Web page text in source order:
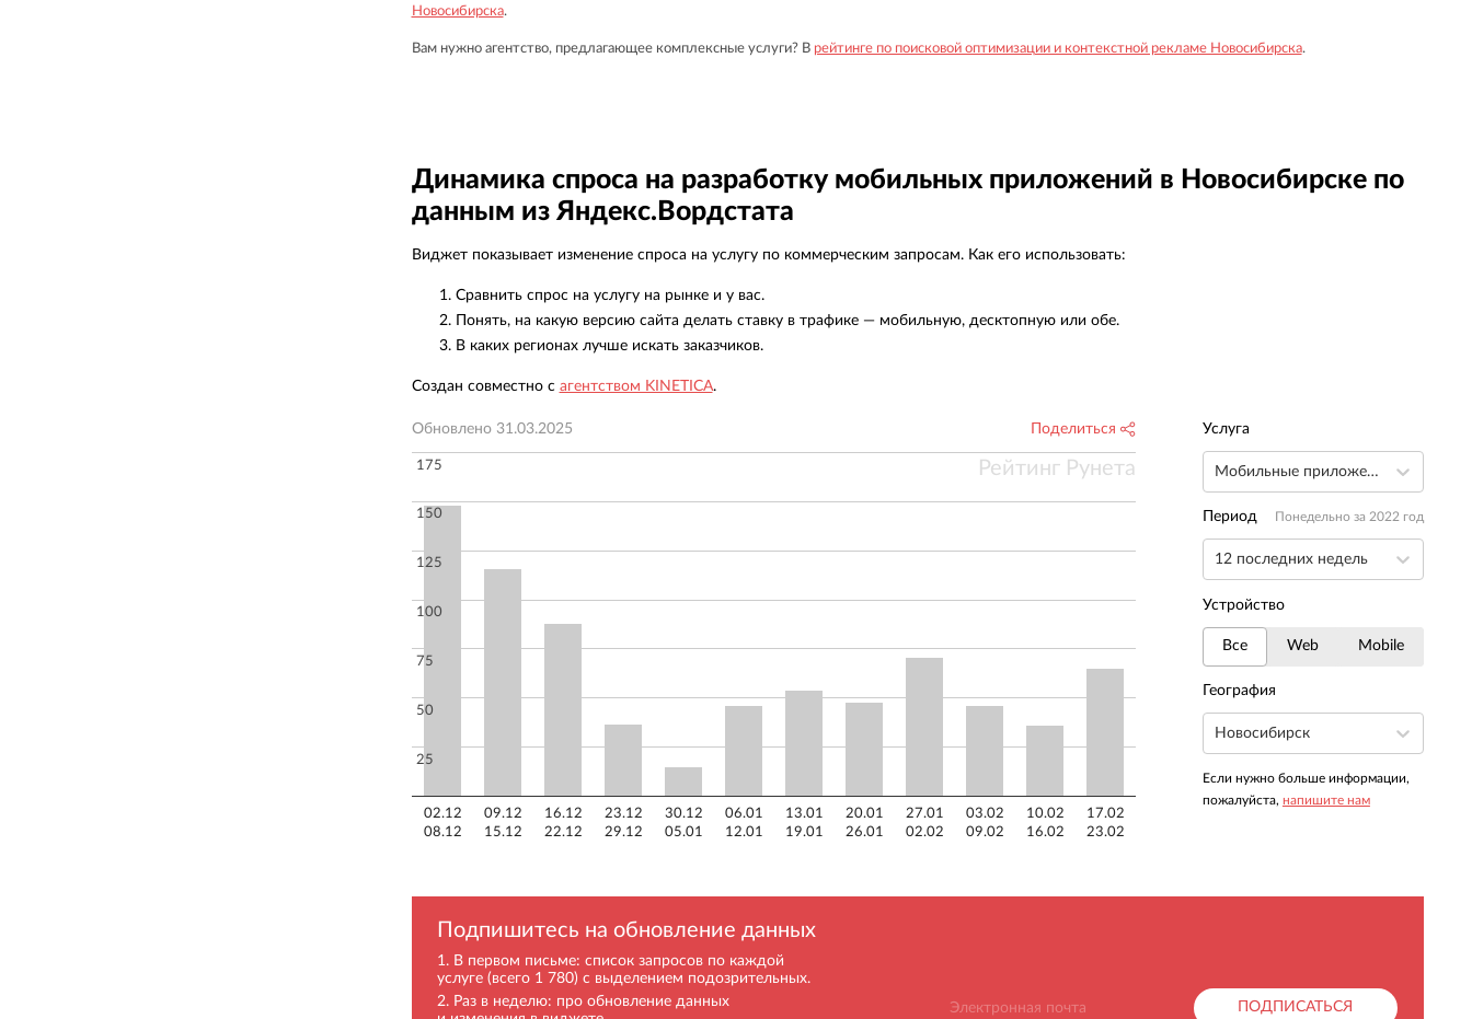
Новосибирска.
Вам нужно агентство, предлагающее комплексные услуги? В рейтинге по поисковой оптимизации и контекстной рекламе Новосибирска.
Динамика спроса на разработку мобильных приложений в Новосибирске по
данным из Яндекс.Вордстата
Виджет показывает изменение спроса на услугу по коммерческим запросам. Как его использовать:
Сравнить спрос на услугу на рынке и у вас.
Понять, на какую версию сайта делать ставку в трафике — мобильную, десктопную или обе.
В каких регионах лучше искать заказчиков.
Создан совместно с агентством KINETICA.
Обновлено 31.03.2025 Поделиться
02.12
08.12
09.12
15.12
16.12
22.12
23.12
29.12
30.12
05.01
06.01
12.01
13.01
19.01
20.01
26.01
27.01
02.02
03.02
09.02
10.02
16.02
17.02
23.02
25
50
75
100
125
150
175 Рейтинг Рунета
Услуга
Мобильные приложения
Период Понедельно за 2022 год
12 последних недель
Устройство
Все Web Mobile
География
Новосибирск
Если нужно больше информации,
пожалуйста, напишите нам
Подпишитесь на обновление данных
В первом письме: список запросов по каждой
услуге (всего 1 780) с выделением подозрительных.
Раз в неделю: про обновление данных
ПОДПИСАТЬСЯ